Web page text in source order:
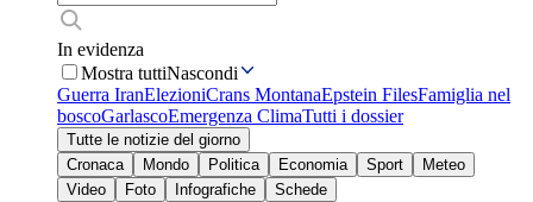
In evidenza
Mostra tuttiNascondi
Guerra IranElezioniCrans MontanaEpstein FilesFamiglia nel
boscoGarlascoEmergenza ClimaTutti i dossier
Tutte le notizie del giorno
Cronaca
Mondo Politica Economia Sport
Meteo
Video
Foto Infografiche
Schede